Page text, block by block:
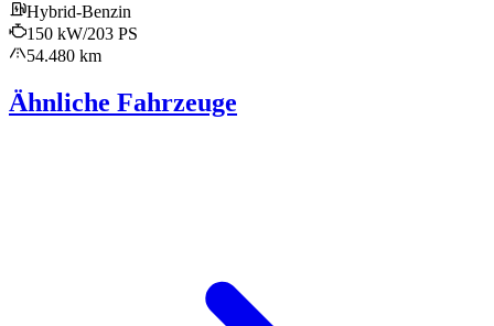
Hybrid-Benzin
150 kW/203 PS
54.480 km
Ähnliche Fahrzeuge